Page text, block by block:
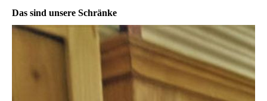
Das sind unsere Schränke